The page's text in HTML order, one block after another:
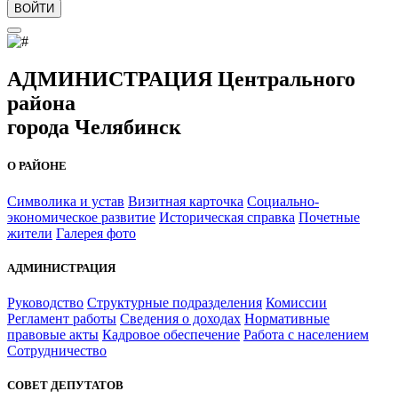
ВОЙТИ
АДМИНИСТРАЦИЯ Центрального
района
города Челябинск
О РАЙОНЕ
Символика и устав Визитная карточка Социально-
экономическое развитие Историческая справка Почетные
жители Галерея фото
АДМИНИСТРАЦИЯ
Руководство Структурные подразделения Комиссии
Регламент работы Сведения о доходах Нормативные
правовые акты Кадровое обеспечение Работа с населением
Сотрудничество
СОВЕТ ДЕПУТАТОВ